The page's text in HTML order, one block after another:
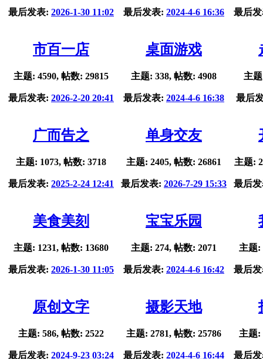
最后发表: 2026-1-30 11:02 最后发表: 2024-4-6 16:36 最后
市百一店
主题: 4590, 帖数: 29815
最后发表: 2026-2-20 20:41
桌面游戏
主题: 338, 帖数: 4908
最后发表: 2024-4-6 16:38
主
最后
广而告之
主题: 1073, 帖数: 3718
最后发表: 2025-2-24 12:41
单身交友
主题: 2405, 帖数: 26861
最后发表: 2026-7-29 15:33
主题:
最后
美食美刻
主题: 1231, 帖数: 13680
最后发表: 2026-1-30 11:05
宝宝乐园
主题: 274, 帖数: 2071
最后发表: 2024-4-6 16:42
主题:
最后
原创文字
主题: 586, 帖数: 2522
最后发表: 2024-9-23 03:24
摄影天地
主题: 2781, 帖数: 25786
最后发表: 2024-4-6 16:44
主题:
最后